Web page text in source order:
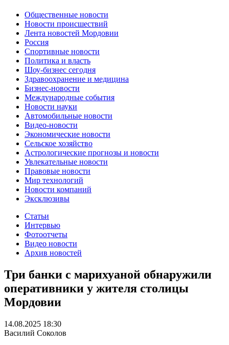
Общественные новости
Новости происшествий
Лента новостей Мордовии
Россия
Спортивные новости
Политика и власть
Шоу-бизнес сегодня
Здравоохранение и медицина
Бизнес-новости
Международные события
Новости науки
Автомобильные новости
Видео-новости
Экономические новости
Сельское хозяйство
Астрологические прогнозы и новости
Увлекательные новости
Правовые новости
Мир технологий
Новости компаний
Эксклюзивы
Статьи
Интервью
Фотоотчеты
Видео новости
Архив новостей
Три банки с марихуаной обнаружили
оперативники у жителя столицы
Мордовии
14.08.2025 18:30
Василий Соколов